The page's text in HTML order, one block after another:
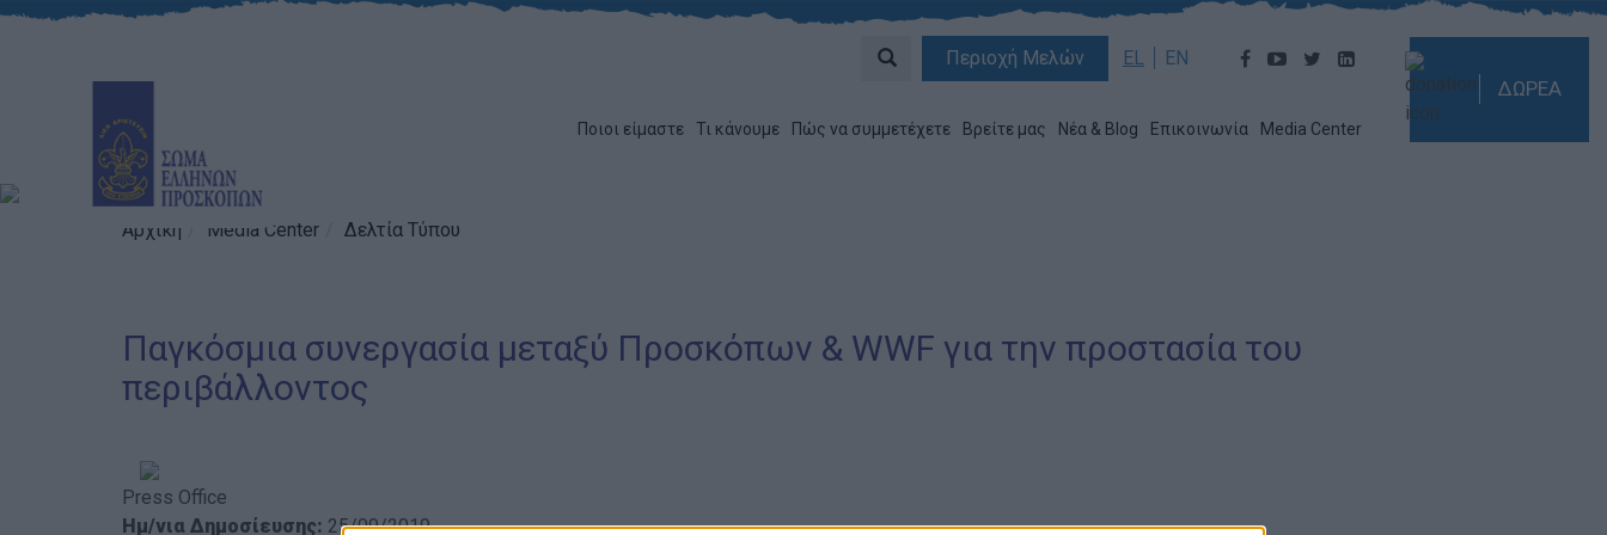
Περιοχή Μελών EL EN
Ποιοι είμαστε Τι κάνουμε Πώς να συμμετέχετε Βρείτε μας Νέα & Blog Επικοινωνία Media Center
ΔΩΡΕΑ
Αρχική Media Center Δελτία Τύπου
Παγκόσμια συνεργασία μεταξύ Προσκόπων & WWF για την προστασία του
περιβάλλοντος
Press Office
Ημ/νια Δημοσίευσης: 25/09/2019